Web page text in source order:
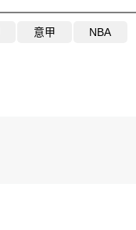
意甲 NBA